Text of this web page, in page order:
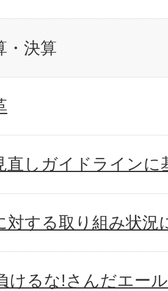
・決算
直しガイドラインに
対する取り組み状況
けるな!さんだエー